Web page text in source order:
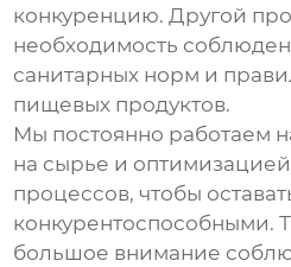
конкуренцию. Другой
необходимость
санитарных норм и
пищевых продуктов.
Мы постоянно работаем
на сырье и
процессов, чтобы
конкурентоспособными.
большое внимание